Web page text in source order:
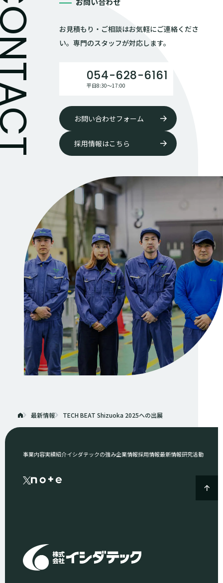
お見積もり・ご相談はお気軽にご連絡くださ
い。専門のスタッフが対応します。
054-628-6161
平日8:30〜17:00
お問い合わせフォーム
採用情報はこちら
最新情報 TECH BEAT Shizuoka 2025への出展
事業内容実績紹介イシダテックの強み企業情報採用情報最新情報研究活動